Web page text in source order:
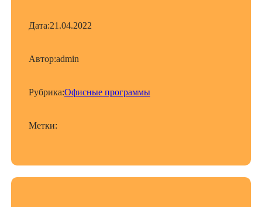
Дата:21.04.2022
Автор:admin
Рубрика:Офисные программы
Метки: